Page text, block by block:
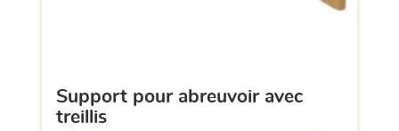
support pour abreuvoir avec
treillis